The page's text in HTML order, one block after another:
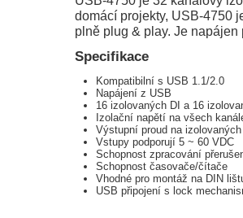
domácí projekty, USB-4750
plně plug & play. Je
Specifikace
Kompatibilní s USB 1.1/2.0
Napájení z USB
16 izolovaných DI a 16
Izolační napětí na všech
Výstupní proud na
Vstupy podporují 5 ~ 60 VDC
Schopnost zpracování
Schopnost časovače/čítače
Vhodné pro montáž na DIN
USB připojení s lock